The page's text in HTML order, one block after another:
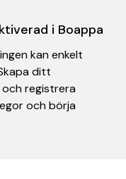
i Boappa
kan enkelt
ditt
registrera
och börja